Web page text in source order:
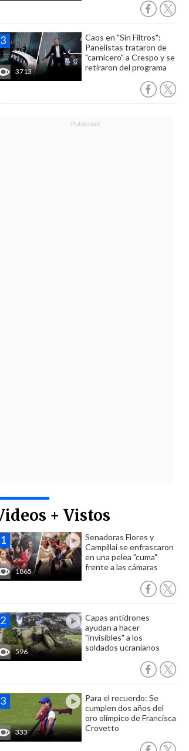
3713
Caos en "Sin Filtros":
Panelistas trataron de
"carnicero" a Crespo y se
retiraron del programa
+ Vistos
1865
Senadoras Flores y
Campillai se enfrascaron
en una pelea "cuma"
frente a las cámaras
596
Capas antidrones
ayudan a hacer
"invisibles" a los
soldados ucranianos
333
Para el recuerdo: Se
cumplen dos años del
oro olímpico de Francisca
Crovetto